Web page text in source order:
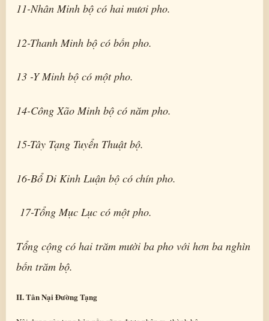
11-Nhân Minh bộ có hai mươi pho.
12-Thanh Minh bộ có bốn pho.
13 -Y Minh bộ có một pho.
14-Công Xão Minh bộ có năm pho.
15-Tây Tạng Tuyển Thuật bộ.
16-Bổ Di Kinh Luận bộ có chín pho.
17-Tổng Mục Lục có một pho.
Tổng cộng có hai trăm mười ba pho với hơn ba nghìn
bốn trăm bộ.
II. Tân Nại Đường Tạng